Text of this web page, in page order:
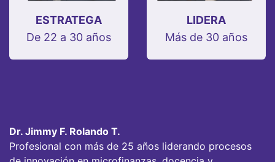
ESTRATEGA
De 22 a 30 años
LIDERA
Más de 30 años
Dr. Jimmy F. Rolando T.
Profesional con más de 25 años liderando procesos